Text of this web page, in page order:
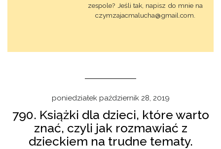
zespole? Jeśli tak, napisz do mnie na
czymzajacmalucha@gmail.com.
poniedziałek październik 28, 2019
790. Książki dla dzieci, które warto
znać, czyli jak rozmawiać z
dzieckiem na trudne tematy.